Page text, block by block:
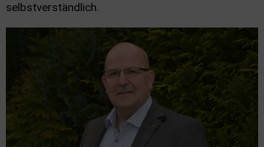
selbstverständlich.